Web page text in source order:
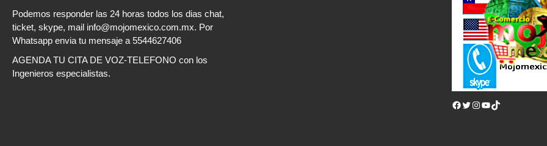
Podemos responder las 24 horas todos los dias chat,
ticket, skype, mail info@mojomexico.com.mx. Por
Whatsapp envia tu mensaje a 5544627406
AGENDA TU CITA DE VOZ-TELEFONO con los
Ingenieros especialistas.
Facebook Twitter Instagram YouTube TikTok